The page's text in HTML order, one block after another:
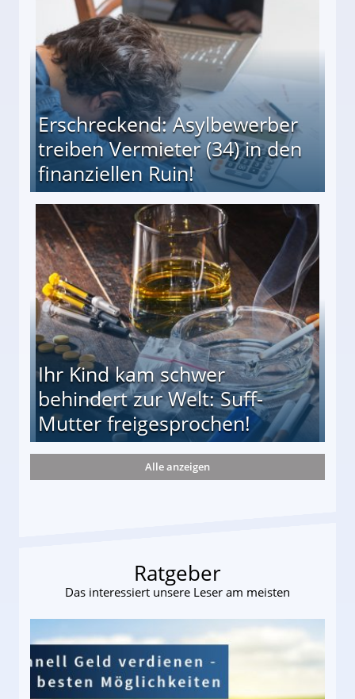
Erschreckend: Asylbewerber
treiben Vermieter (34) in den
finanziellen Ruin!
(34) in den finanziellen Ruin!
Ihr Kind kam schwer
behindert zur Welt: Suff-
Mutter freigesprochen!
Mutter freigesprochen!
Alle anzeigen
Ratgeber
Das interessiert unsere Leser am meisten